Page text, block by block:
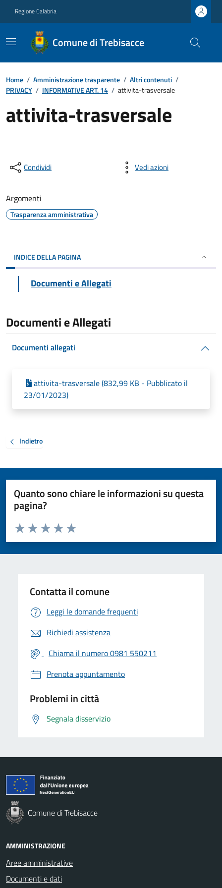
Regione Calabria
Comune di Trebisacce
Home / Amministrazione trasparente / Altri contenuti /
PRIVACY / INFORMATIVE ART. 14 / attivita-trasversale
attivita-trasversale
Condividi Vedi azioni
Argomenti
Trasparenza amministrativa
INDICE DELLA PAGINA
Documenti e Allegati
Documenti e Allegati
Documenti allegati
attivita-trasversale (832,99 KB - Pubblicato il
23/01/2023)
Indietro
Quanto sono chiare le informazioni su questa
pagina?
Valuta da 1 a 5 stelle la pagina
Valuta 5 stelle su 5
Valuta 4 stelle su 5
Valuta 3 stelle su 5
Valuta 2 stelle su 5
Valuta 1 stelle su 5
Contatta il comune
Leggi le domande frequenti
Richiedi assistenza
Chiama il numero 0981 550211
Prenota appuntamento
Problemi in città
Segnala disservizio
Comune di Trebisacce
AMMINISTRAZIONE
Aree amministrative
Documenti e dati